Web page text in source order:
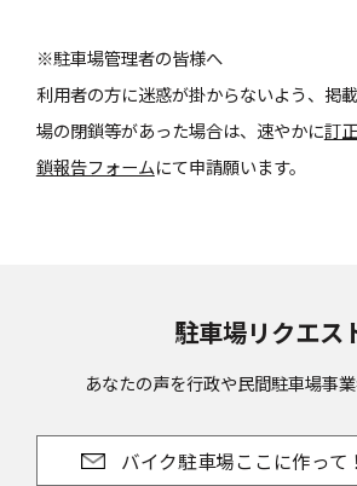
※駐車場管理者の皆様へ
利用者の方に迷惑が掛からないよう、掲
場の閉鎖等があった場合は、速やかに訂
鎖報告フォームにて申請願います。
駐車場リクエス
あなたの声を行政や民間駐車場事
バイク駐車場ここに作って